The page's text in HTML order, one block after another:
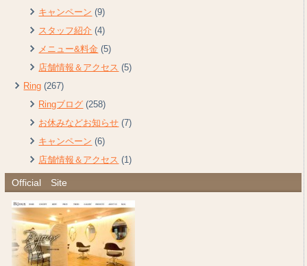
キャンペーン (9)
スタッフ紹介 (4)
メニュー&料金 (5)
店舗情報＆アクセス (5)
Ring (267)
Ringブログ (258)
お休みなどお知らせ (7)
キャンペーン (6)
店舗情報＆アクセス (1)
Official Site